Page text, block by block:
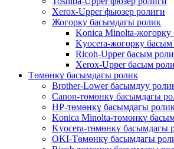
Xerox-Upper фьюзер ролиги
Жогорку басымдагы ролик
Konica Minolta-жогорку
Kyocera-жогорку басым
Ricoh-Upper басым
Xerox-Upper басым
Төмөнкү басымдагы ролик
Brother-Lower басымдуу
Canon-төмөнкү басымдагы
HP-төмөнкү басымдагы
Konica Minolta-төмөнкү
Kyocera-төмөнкү басымдагы
OKI-Төмөнкү басымдагы